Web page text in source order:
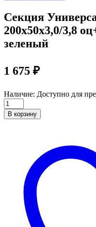
Секция
200x50x3,0/3,8
зеленый
1 675 ₽
Наличие: Доступно для
Секция
Универсал
Н1.73
зеленый
quantity
В корзину